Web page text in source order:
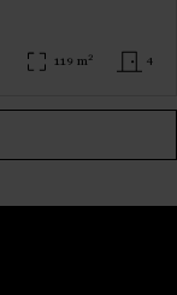
119 m 2 4